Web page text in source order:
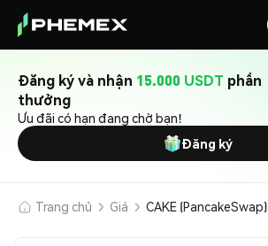
Đăng ký và nhận 15.000 USDT phần
thưởng
Ưu đãi có hạn đang chờ bạn!
Đăng ký
Trang chủ Giá CAKE (PancakeSwap)